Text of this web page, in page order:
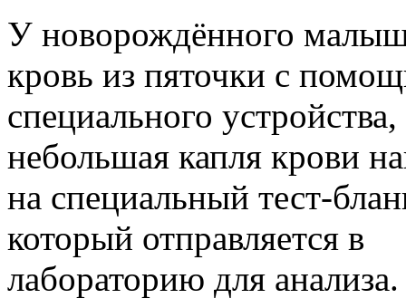
У новорождённого
кровь из пяточки с
специального устройства,
небольшая капля крови
на специальный тест-
который отправляется в
лабораторию для анализа.